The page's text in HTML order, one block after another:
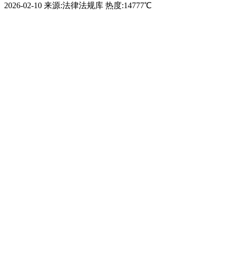
2026-02-10 来源:法律法规库 热度:14777℃